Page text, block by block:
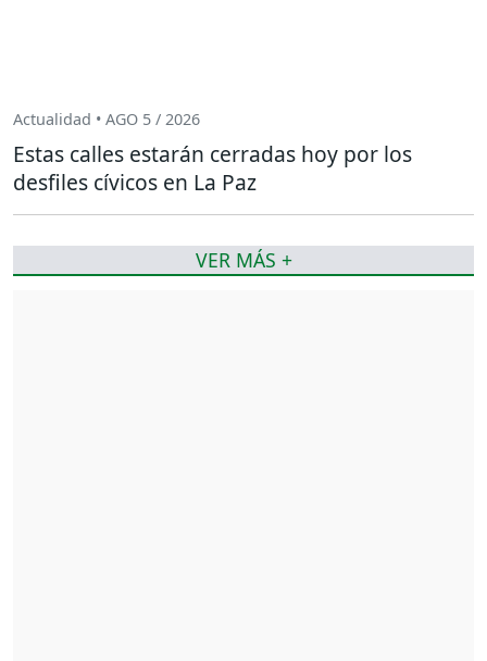
Actualidad • AGO 5 / 2026
Estas calles estarán cerradas hoy por los
desfiles cívicos en La Paz
VER MÁS +